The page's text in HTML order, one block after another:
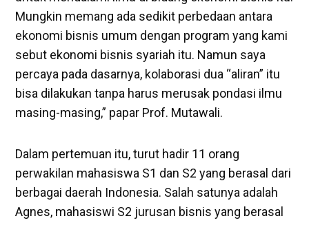
Mungkin memang ada sedikit perbedaan antara
ekonomi bisnis umum dengan program yang kami
sebut ekonomi bisnis syariah itu. Namun saya
percaya pada dasarnya, kolaborasi dua “aliran” itu
bisa dilakukan tanpa harus merusak pondasi ilmu
masing-masing,” papar Prof. Mutawali.
Dalam pertemuan itu, turut hadir 11 orang
perwakilan mahasiswa S1 dan S2 yang berasal dari
berbagai daerah Indonesia. Salah satunya adalah
Agnes, mahasiswi S2 jurusan bisnis yang berasal